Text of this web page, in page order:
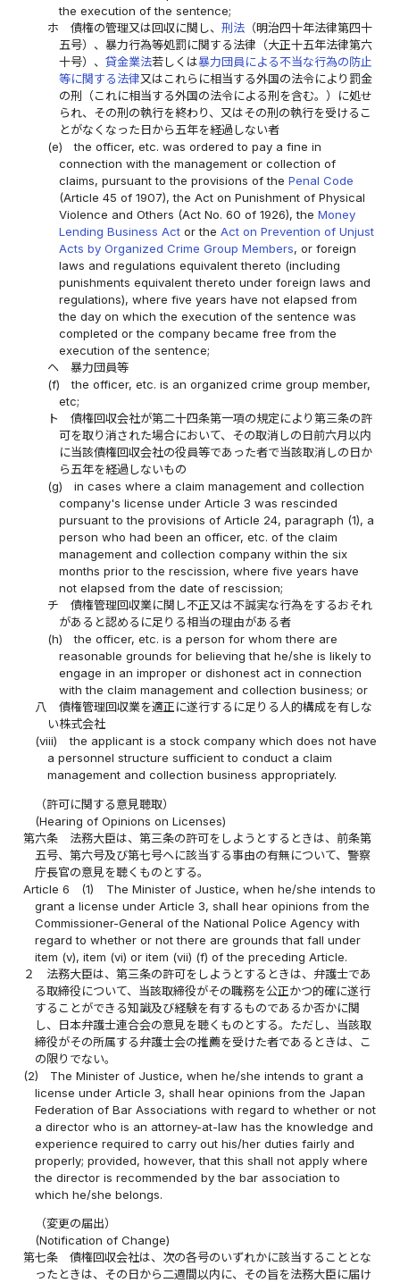
the execution of the sentence;
ホ
債権の管理又は回収に関し、 刑法（明治四十年法律第四十
五号）、暴力行為等処罰に関する法律（大正十五年法律第六
十号）、 貸金業法若しくは暴力団員による不当な行為の防止
等に関する法律又はこれらに相当する外国の法令により罰金
の刑（これに相当する外国の法令による刑を含む。）に処せ
られ、その刑の執行を終わり、又はその刑の執行を受けるこ
とがなくなった日から五年を経過しない者
(e)
the officer, etc. was ordered to pay a fine in
connection with the management or collection of
claims, pursuant to the provisions of the Penal Code
(Article 45 of 1907), the Act on Punishment of Physical
Violence and Others (Act No. 60 of 1926), the Money
Lending Business Actor the Act on Prevention of Unjust
Acts by Organized Crime Group Members, or foreign
laws and regulations equivalent thereto (including
punishments equivalent thereto under foreign laws and
regulations), where five years have not elapsed from
the day on which the execution of the sentence was
completed or the company became free from the
execution of the sentence;
ヘ
暴力団員等
(f)
the officer, etc. is an organized crime group member,
etc;
ト
債権回収会社が第二十四条第一項の規定により第三条の許
可を取り消された場合において、その取消しの日前六月以内
に当該債権回収会社の役員等であった者で当該取消しの日か
ら五年を経過しないもの
(g)
in cases where a claim management and collection
company's license under Article 3 was rescinded
pursuant to the provisions of Article 24, paragraph (1), a
person who had been an officer, etc. of the claim
management and collection company within the six
months prior to the rescission, where five years have
not elapsed from the date of rescission;
チ
債権管理回収業に関し不正又は不誠実な行為をするおそれ
があると認めるに足りる相当の理由がある者
(h)
the officer, etc. is a person for whom there are
reasonable grounds for believing that he/she is likely to
engage in an improper or dishonest act in connection
with the claim management and collection business; or
八
債権管理回収業を適正に遂行するに足りる人的構成を有しな
い株式会社
(viii)
the applicant is a stock company which does not have
a personnel structure sufficient to conduct a claim
management and collection business appropriately.
（許可に関する意見聴取）
(Hearing of Opinions on Licenses)
第六条
法務大臣は、第三条の許可をしようとするときは、前条第
五号、第六号及び第七号ヘに該当する事由の有無について、警察
庁長官の意見を聴くものとする。
Article 6
(1)
The Minister of Justice, when he/she intends to
grant a license under Article 3, shall hear opinions from the
Commissioner-General of the National Police Agency with
regard to whether or not there are grounds that fall under
item (v), item (vi) or item (vii) (f) of the preceding Article.
２
法務大臣は、第三条の許可をしようとするときは、弁護士であ
る取締役について、当該取締役がその職務を公正かつ的確に遂行
することができる知識及び経験を有するものであるか否かに関
し、日本弁護士連合会の意見を聴くものとする。ただし、当該取
締役がその所属する弁護士会の推薦を受けた者であるときは、こ
の限りでない。
(2)
The Minister of Justice, when he/she intends to grant a
license under Article 3, shall hear opinions from the Japan
Federation of Bar Associations with regard to whether or not
a director who is an attorney-at-law has the knowledge and
experience required to carry out his/her duties fairly and
properly; provided, however, that this shall not apply where
the director is recommended by the bar association to
which he/she belongs.
（変更の届出）
(Notification of Change)
第七条
債権回収会社は、次の各号のいずれかに該当することとな
ったときは、その日から二週間以内に、その旨を法務大臣に届け